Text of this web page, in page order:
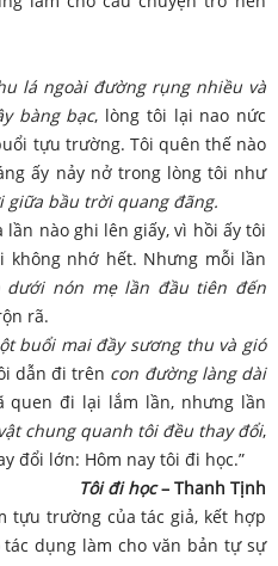
lá ngoài đường rụng nhiều và
bàng bạc, lòng tôi lại nao nức
tựu trường. Tôi quên thế nào
ấy nảy nở trong lòng tôi như
giữa bầu trời quang đãng.
nào ghi lên giấy, vì hồi ấy tôi
không nhớ hết. Nhưng mỗi lần
nón mẹ lần đầu tiên đến
rã.
buổi mai đầy sương thu và gió
dẫn đi trên con đường làng dài
quen đi lại lắm lần, nhưng lần
chung quanh tôi đều thay đổi,
đổi lớn: Hôm nay tôi đi học.”
Tôi đi học– Thanh Tịnh
tựu trường của tác giả, kết hợp
dụng làm cho văn bản tự sự